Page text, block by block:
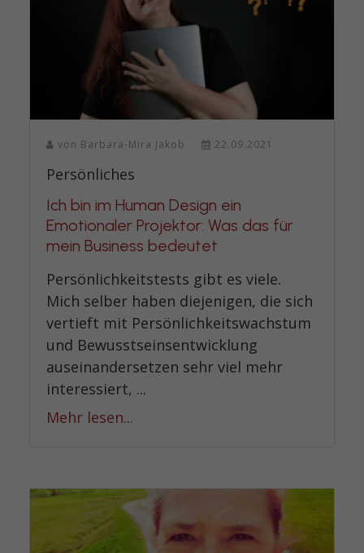
von Barbara-Mira Jakob 22.09.2021
Persönliches
Ich bin im Human Design ein
Emotionaler Projektor: Was das für
mein Business bedeutet
Persönlichkeitstests gibt es viele.
Mich selber haben diejenigen, die sich
vertieft mit Persönlichkeitswachstum
und Bewusstseinsentwicklung
auseinandersetzen sehr viel mehr
interessiert, ...
Mehr lesen...